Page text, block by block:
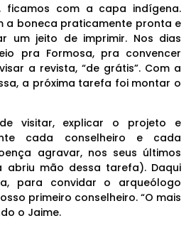
ficamos com a capa indígena.
a boneca praticamente pronta e
um jeito de imprimir. Nos dias
pra Formosa, pra convencer
a revista, “de grátis”. Com a
a próxima tarefa foi montar o
visitar, explicar o projeto e
cada conselheiro e cada
agravar, nos seus últimos
abriu mão dessa tarefa). Daqui
para convidar o arqueólogo
primeiro conselheiro. “O mais
o Jaime.